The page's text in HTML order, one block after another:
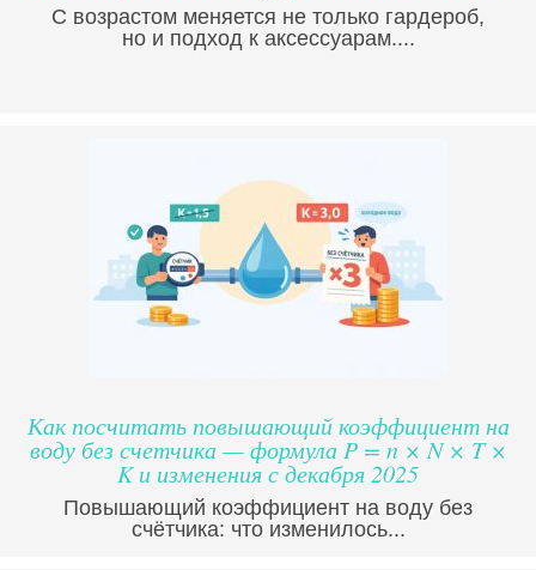
С возрастом меняется не только гардероб,
но и подход к аксессуарам....
Как посчитать повышающий коэффициент на
воду без счетчика — формула P = n × N × T ×
K и изменения с декабря 2025
Повышающий коэффициент на воду без
счётчика: что изменилось...